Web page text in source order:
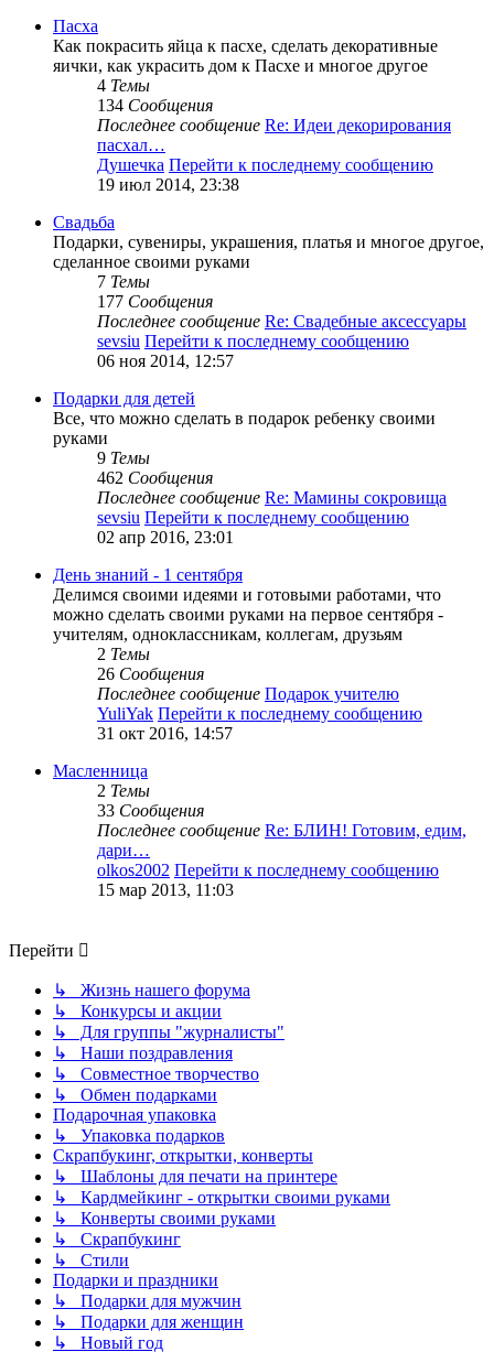
Пасха
Как покрасить яйца к пасхе, сделать декоративные
яички, как украсить дом к Пасхе и многое другое
4 Темы
134 Сообщения
Последнее сообщение Re: Идеи декорирования
пасхал…
Душечка Перейти к последнему сообщению
19 июл 2014, 23:38
Свадьба
Подарки, сувениры, украшения, платья и многое другое,
сделанное своими руками
7 Темы
177 Сообщения
Последнее сообщение Re: Свадебные аксессуары
sevsiu Перейти к последнему сообщению
06 ноя 2014, 12:57
Подарки для детей
Все, что можно сделать в подарок ребенку своими
руками
9 Темы
462 Сообщения
Последнее сообщение Re: Мамины сокровища
sevsiu Перейти к последнему сообщению
02 апр 2016, 23:01
День знаний - 1 сентября
Делимся своими идеями и готовыми работами, что
можно сделать своими руками на первое сентября -
учителям, одноклассникам, коллегам, друзьям
2 Темы
26 Сообщения
Последнее сообщение Подарок учителю
YuliYak Перейти к последнему сообщению
31 окт 2016, 14:57
Масленница
2 Темы
33 Сообщения
Последнее сообщение Re: БЛИН! Готовим, едим,
дари…
olkos2002 Перейти к последнему сообщению
15 мар 2013, 11:03
Перейти
↳ Жизнь нашего форума
↳ Конкурсы и акции
↳ Для группы "журналисты"
↳ Наши поздравления
↳ Совместное творчество
↳ Обмен подарками
Подарочная упаковка
↳ Упаковка подарков
Скрапбукинг, открытки, конверты
↳ Шаблоны для печати на принтере
↳ Кардмейкинг - открытки своими руками
↳ Конверты своими руками
↳ Скрапбукинг
↳ Стили
Подарки и праздники
↳ Подарки для мужчин
↳ Подарки для женщин
↳ Новый год